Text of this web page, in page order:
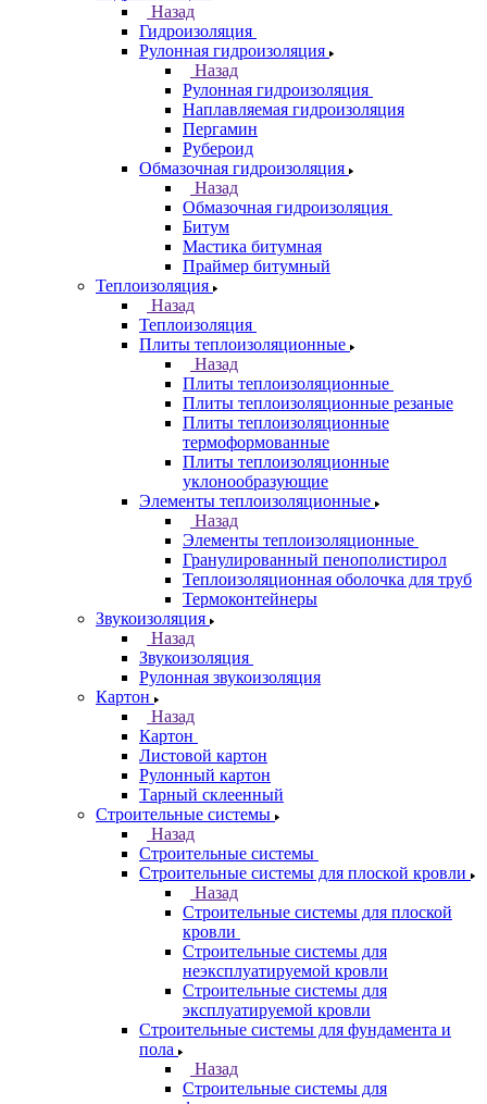
Назад
Гидроизоляция
Рулонная гидроизоляция
Назад
Рулонная гидроизоляция
Наплавляемая гидроизоляция
Пергамин
Рубероид
Обмазочная гидроизоляция
Назад
Обмазочная гидроизоляция
Битум
Мастика битумная
Праймер битумный
Теплоизоляция
Назад
Теплоизоляция
Плиты теплоизоляционные
Назад
Плиты теплоизоляционные
Плиты теплоизоляционные резаные
Плиты теплоизоляционные
термоформованные
Плиты теплоизоляционные
уклонообразующие
Элементы теплоизоляционные
Назад
Элементы теплоизоляционные
Гранулированный пенополистирол
Теплоизоляционная оболочка для труб
Термоконтейнеры
Звукоизоляция
Назад
Звукоизоляция
Рулонная звукоизоляция
Картон
Назад
Картон
Листовой картон
Рулонный картон
Тарный склеенный
Строительные системы
Назад
Строительные системы
Строительные системы для плоской кровли
Назад
Строительные системы для плоской
кровли
Строительные системы для
неэксплуатируемой кровли
Строительные системы для
эксплуатируемой кровли
Строительные системы для фундамента и
пола
Назад
Строительные системы для